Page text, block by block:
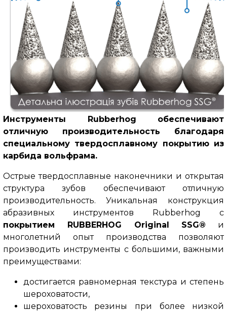
Инструменты Rubberhog обеспечивают
отличную производительность благодаря
специальному твердосплавному покрытию из
карбида вольфрама.
Острые твердосплавные наконечники и открытая
структура зубов обеспечивают отличную
производительность. Уникальная конструкция
абразивных инструментов Rubberhog с
покрытием RUBBERHOG Original SSG® и
многолетний опыт производства позволяют
производить инструменты с большими, важными
преимуществами:
достигается равномерная текстура и степень
шероховатости,
шероховатость резины при более низкой